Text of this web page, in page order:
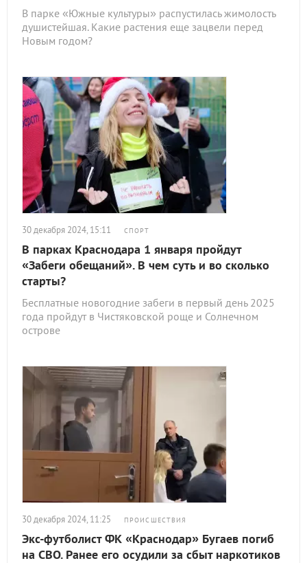
В парке «Южные культуры» распустилась жимолость
душистейшая. Какие растения еще зацвели перед
Новым годом?
30 декабря 2024, 15:11 СПОРТ
В парках Краснодара 1 января пройдут
«Забеги обещаний». В чем суть и во сколько
старты?
Бесплатные новогодние забеги в первый день 2025
года пройдут в Чистяковской роще и Солнечном
острове
30 декабря 2024, 11:25 ПРОИСШЕСТВИЯ
Экс-футболист ФК «Краснодар» Бугаев погиб
на СВО. Ранее его осудили за сбыт наркотиков